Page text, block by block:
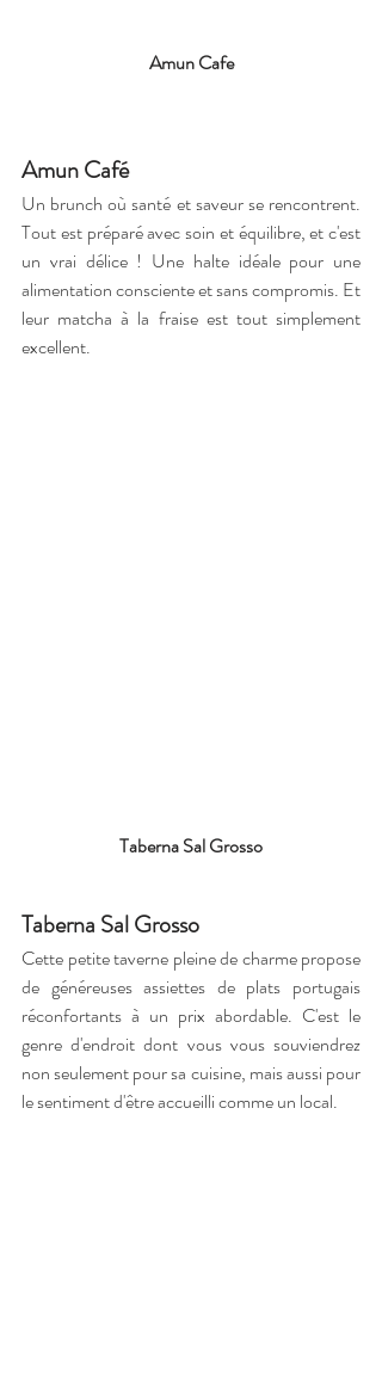
Amun Cafe
Amun Café
Un brunch où santé et saveur se rencontrent.
Tout est préparé avec soin et équilibre, et c'est
un vrai délice ! Une halte idéale pour une
alimentation consciente et sans compromis. Et
leur matcha à la fraise est tout simplement
excellent.
Taberna Sal Grosso
Taberna Sal Grosso
Cette petite taverne pleine de charme propose
de généreuses assiettes de plats portugais
réconfortants à un prix abordable. C'est le
genre d'endroit dont vous vous souviendrez
non seulement pour sa cuisine, mais aussi pour
le sentiment d'être accueilli comme un local.